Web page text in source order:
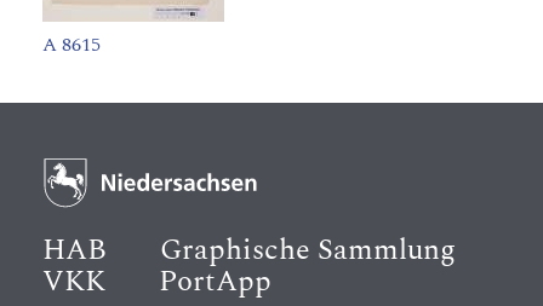
A 8615
HAB Graphische Sammlung
VKK PortApp